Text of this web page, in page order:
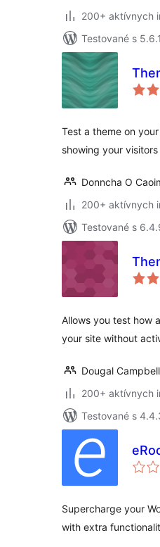
200+ aktívnych
Testované s
Test a theme on
showing your visitors
Donncha O
200+ aktívnych
Testované s
Allows you test how
your site without
Dougal Campbell
200+ aktívnych
Testované s
Supercharge your
with extra